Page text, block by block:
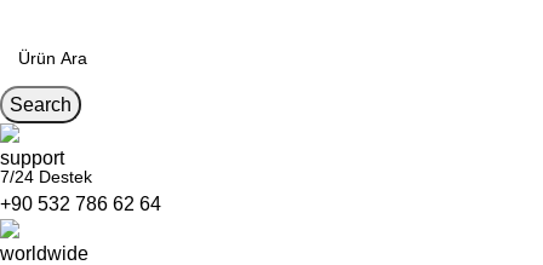
Search
7/24 Destek
+90 532 786 62 64